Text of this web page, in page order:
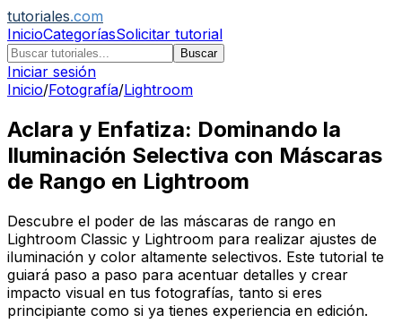
tutoriales.com
InicioCategoríasSolicitar tutorial
Buscar
Iniciar sesión
Inicio/Fotografía/Lightroom
Aclara y Enfatiza: Dominando la
Iluminación Selectiva con Máscaras
de Rango en Lightroom
Descubre el poder de las máscaras de rango en
Lightroom Classic y Lightroom para realizar ajustes de
iluminación y color altamente selectivos. Este tutorial te
guiará paso a paso para acentuar detalles y crear
impacto visual en tus fotografías, tanto si eres
principiante como si ya tienes experiencia en edición.